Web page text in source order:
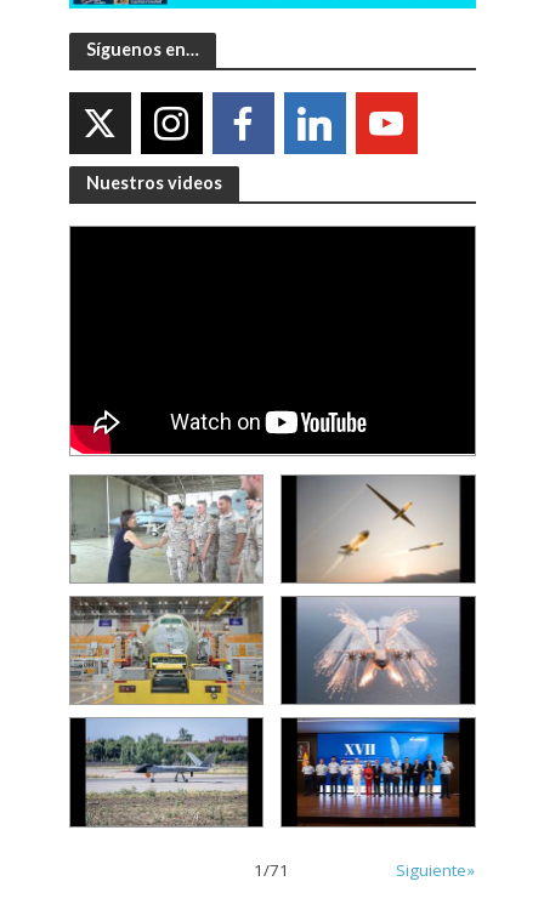
Síguenos en…
Nuestros videos
1/71
Siguiente»